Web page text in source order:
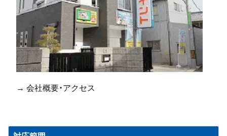
→ 会社概要・アクセス